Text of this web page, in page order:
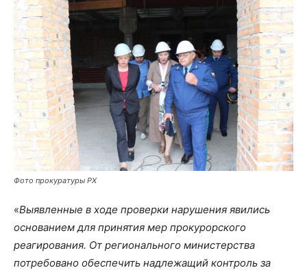
Фото прокуратуры РХ
«Выявленные в ходе проверки нарушения явились
основанием для принятия мер прокурорского
реагирования. От регионального министерства
потребовано обеспечить надлежащий контроль за